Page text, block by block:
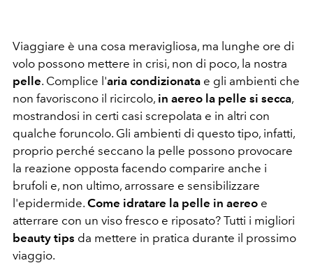
Viaggiare è una cosa meravigliosa, ma lunghe ore di
volo possono mettere in crisi, non di poco, la nostra
pelle. Complice l'aria condizionata e gli ambienti che
non favoriscono il ricircolo, in aereo la pelle si secca,
mostrandosi in certi casi screpolata e in altri con
qualche foruncolo. Gli ambienti di questo tipo, infatti,
proprio perché seccano la pelle possono provocare
la reazione opposta facendo comparire anche i
brufoli e, non ultimo, arrossare e sensibilizzare
l'epidermide. Come idratare la pelle in aereo e
atterrare con un viso fresco e riposato? Tutti i migliori
beauty tips da mettere in pratica durante il prossimo
viaggio.